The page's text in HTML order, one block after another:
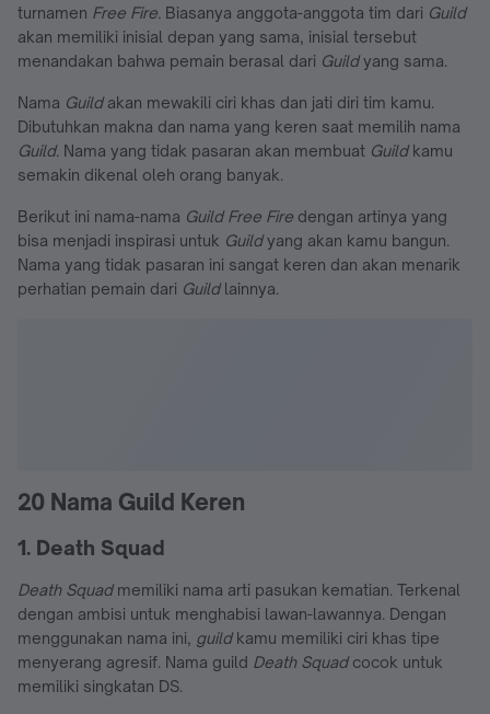
turnamen Free Fire. Biasanya anggota-anggota tim dari Guild
akan memiliki inisial depan yang sama, inisial tersebut
menandakan bahwa pemain berasal dari Guildyang sama.
Nama Guild akan mewakili ciri khas dan jati diri tim kamu.
Dibutuhkan makna dan nama yang keren saat memilih nama
Guild. Nama yang tidak pasaran akan membuat Guildkamu
semakin dikenal oleh orang banyak.
Berikut ini nama-nama Guild Free Fire dengan artinya yang
bisa menjadi inspirasi untuk Guildyang akan kamu bangun.
Nama yang tidak pasaran ini sangat keren dan akan menarik
perhatian pemain dari Guild lainnya.
20 Nama Guild Keren
1. Death Squad
Death Squad memiliki nama arti pasukan kematian. Terkenal
dengan ambisi untuk menghabisi lawan-lawannya. Dengan
menggunakan nama ini, guild kamu memiliki ciri khas tipe
menyerang agresif. Nama guild Death Squad cocok untuk
memiliki singkatan DS.